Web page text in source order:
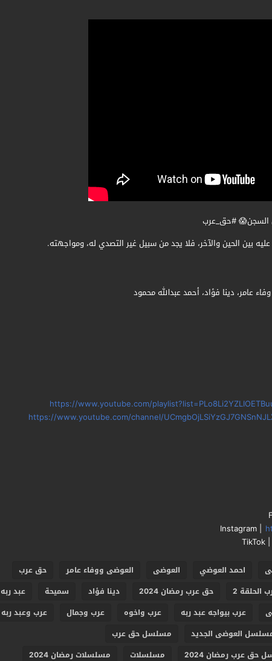
السجن😱 #حق_عرب
بين الحين والآخر، فلا يجد من سبيل غير التصدي له، ومواجهته.
عامر، دينا فؤاد، أحمد عبدالله محمود
https://www.youtube.com/
https://www.youtube.com/channel/
Instagram |
TikTok |
احمد العوضي العوضى العوضى ووفاء عامر
حق عرب
الحلقة 2 حق عرب رمضان 2024 دينا فؤاد سميحة
عبد ربه
عرب بيواجه عبد ربه عرب واخوه عرب وجمال
عرب وعبد ربه
العوضى الجديد
مسلسل حق عرب
حق عرب رمضان 2024 مسلسلات مسلسلات رمضان 2024